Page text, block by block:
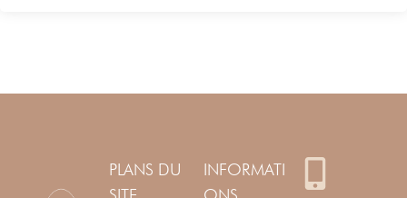
PLANS DU
INFORMATI